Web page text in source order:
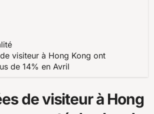
visiteur à Hong Kong ont
de 14% en Avril
de visiteur à Hong